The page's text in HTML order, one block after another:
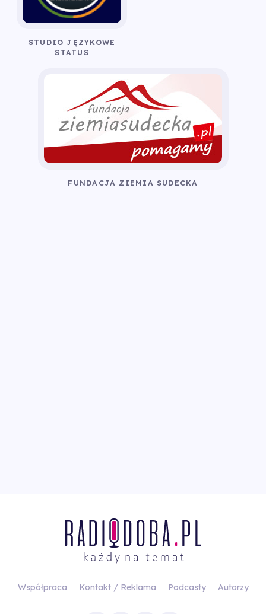
STUDIO JĘZYKOWE
STATUS
FUNDACJA ZIEMIA SUDECKA
Współpraca Kontakt / Reklama Podcasty Autorzy